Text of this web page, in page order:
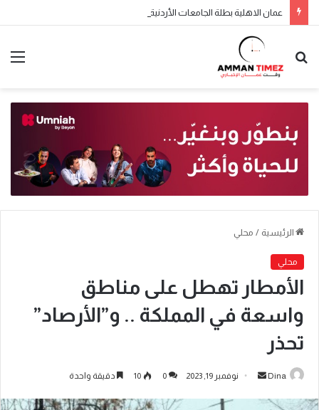
الرئيسية / محلي
محلي
الأمطار تهطل على مناطق
واسعة في المملكة .. و”الأرصاد”
تحذر
Dina نوفمبر 19, 2023 0
10 دقيقة واحدة